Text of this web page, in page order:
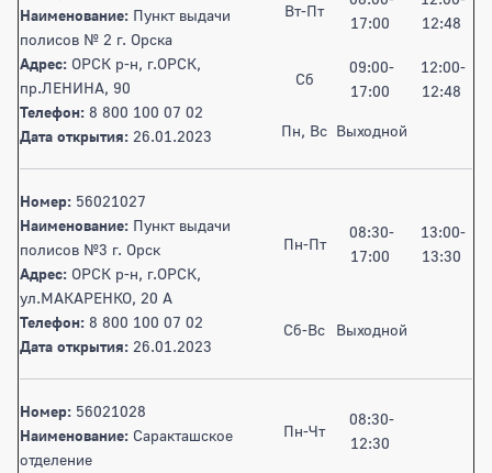
Наименование: Пункт выдачи
полисов № 2 г. Орска
Адрес: ОРСК р-н, г.ОРСК,
пр.ЛЕНИНА, 90
Телефон: 8 800 100 07 02
Дата открытия: 26.01.2023
Вт-Пт
17:00
12:48
Сб
09:00-
17:00
12:00-
12:48
Пн, Вс Выходной
Номер: 56021027
Наименование: Пункт выдачи
полисов №3 г. Орск
Адрес: ОРСК р-н, г.ОРСК,
ул.МАКАРЕНКО, 20 А
Телефон: 8 800 100 07 02
Дата открытия: 26.01.2023
Пн-Пт
08:30-
17:00
13:00-
13:30
Сб-Вс Выходной
Номер: 56021028
Наименование: Саракташское
отделение
Пн-Чт
08:30-
12:30